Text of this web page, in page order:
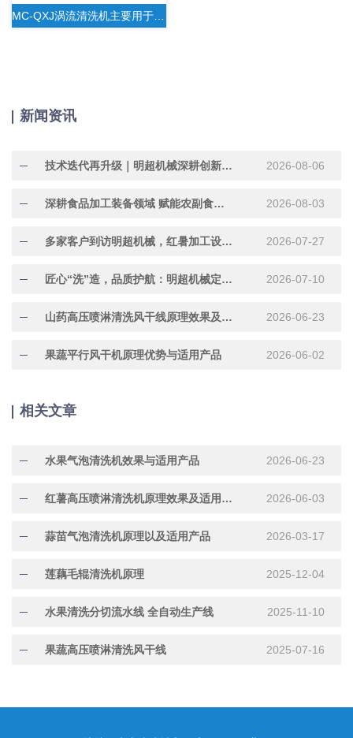
新闻资讯
技术迭代再升级｜明超机械深耕创新研发，助力行业提质增效 2026-08-06
深耕食品加工装备领域 赋能农副食品产业提质增效 2026-08-03
多家客户到访明超机械，红暑加工设备现场试机洽谈合作 2026-07-27
匠心“洗”造，品质护航：明超机械定制化304不锈钢水果清洗机正在加紧赶制中 2026-07-10
山药高压喷淋清洗风干线原理效果及适用产品 2026-06-23
果蔬平行风干机原理优势与适用产品 2026-06-02
相关文章
水果气泡清洗机效果与适用产品 2026-06-23
红薯高压喷淋清洗机原理效果及适用产品 2026-06-03
蒜苗气泡清洗机原理以及适用产品 2026-03-17
莲藕毛辊清洗机原理 2025-12-04
水果清洗分切流水线 全自动生产线 2025-11-10
果蔬高压喷淋清洗风干线 2025-07-16